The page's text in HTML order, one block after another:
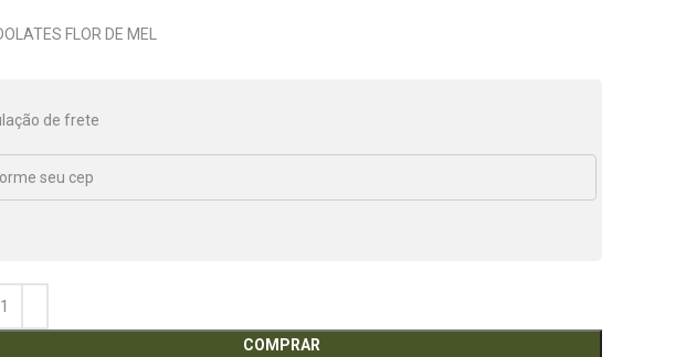
FLOR DE MEL
de frete
COMPRAR